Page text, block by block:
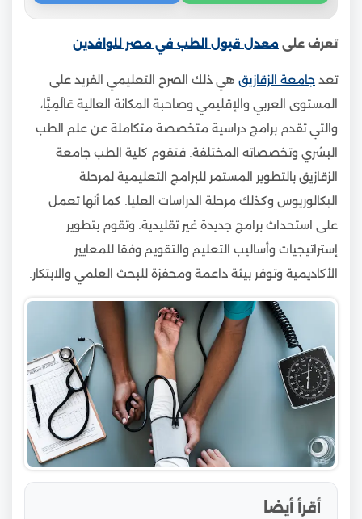
تعرف على معدل قبول الطب في مصر للوافدين
تعد جامعة الزقازيق هي ذلك الصرح التعليمي الفريد على
المستوى العربي والإقليمي وصاحبة المكانة العالية عَالَمِيًّا،
والتي تقدم برامج دراسية متخصصة متكاملة عن علم الطب
البشري وتخصصاته المختلفة. فتقوم كلية الطب جامعة
الزقازيق بالتطوير المستمر للبرامج التعليمية لمرحلة
البكالوريوس وكذلك مرحلة الدراسات العليا. كما أنها تعمل
على استحداث برامج جديدة غير تقليدية. وتقوم بتطوير
إستراتيجيات وأساليب التعليم والتقويم وفقا للمعايير
الأكاديمية وتوفر بيئة داعمة ومحفزة للبحث العلمي والابتكار.
أقرأ أيضا